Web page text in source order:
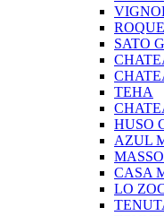
SATO
TEHA
HUSO
AZUL
CASA
LO